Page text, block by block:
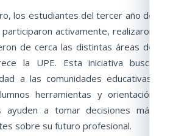
los estudiantes del tercer año de
activamente, realizaron
de cerca las distintas áreas de
la UPE. Esta iniciativa busca
a las comunidades educativas,
herramientas y orientación
ayuden a tomar decisiones más
sobre su futuro profesional.